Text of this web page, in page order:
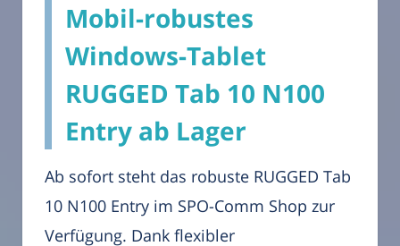
Mobil-robustes
Windows-Tablet
RUGGED Tab 10 N100
Entry ab Lager
Ab sofort steht das robuste RUGGED Tab
10 N100 Entry im SPO-Comm Shop zur
Verfügung. Dank flexibler